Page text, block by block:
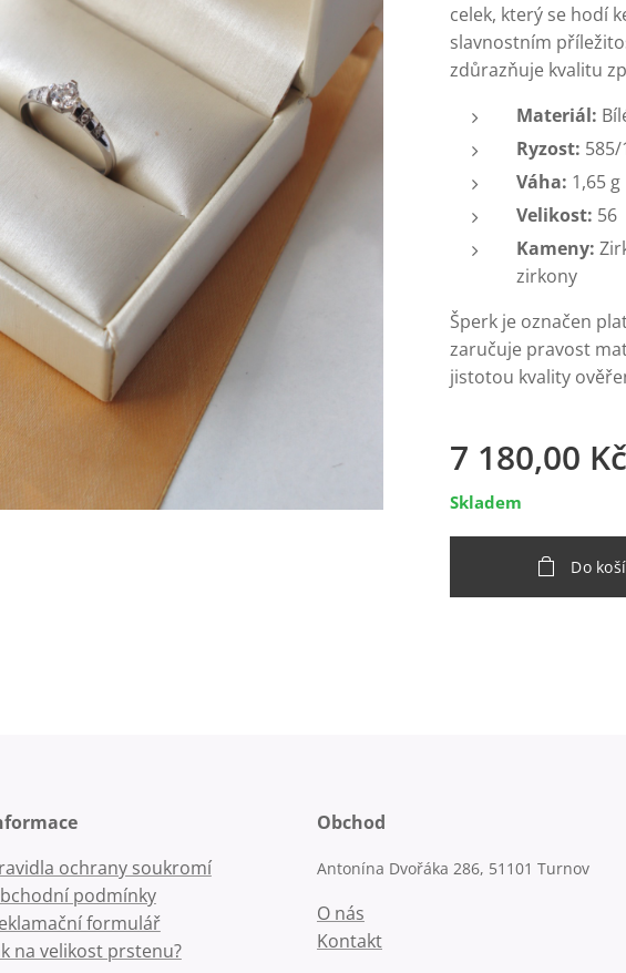
celek, který se hodí
slavnostním
zdůrazňuje kvalitu
Materiál:
Ryzost:
Váha: 1,65 g
Velikost: 56
Kameny:
zirkony
Šperk je označen
zaručuje pravost
jistotou kvality
7 180,00 Kč
Skladem
Do
ochrany soukromí
podmínky
formulář
na velikost prstenu?
Obchod
Antonína Dvořáka 286, 51101 Turnov
O nás
Kontakt